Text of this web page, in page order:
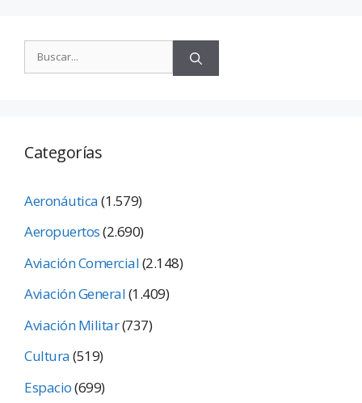
Categorías
Aeronáutica(1.579)
Aeropuertos(2.690)
Aviación Comercial(2.148)
Aviación General(1.409)
Aviación Militar(737)
Cultura(519)
Espacio(699)